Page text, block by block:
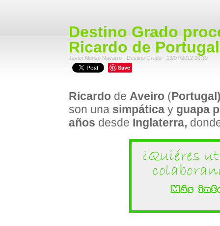
Destino Grado
Ricardo de
Javier Alonso Navarro - Destino Grado - 13/07/2012 20:39
Save
Ricardo de Aveiro (
son una simpática y guapa
años desde Inglaterra,